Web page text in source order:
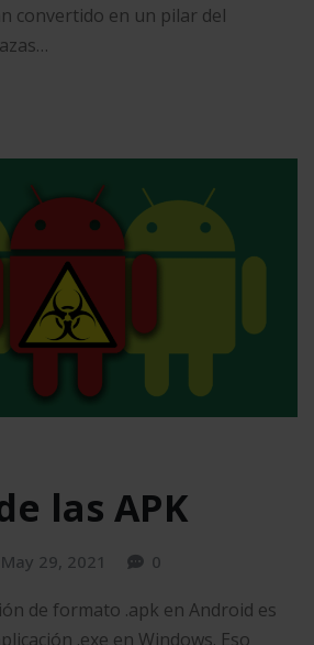
convertido en un pilar del
las APK
May 29, 2021 0
de formato .apk en Android es
.exe en Windows. Eso